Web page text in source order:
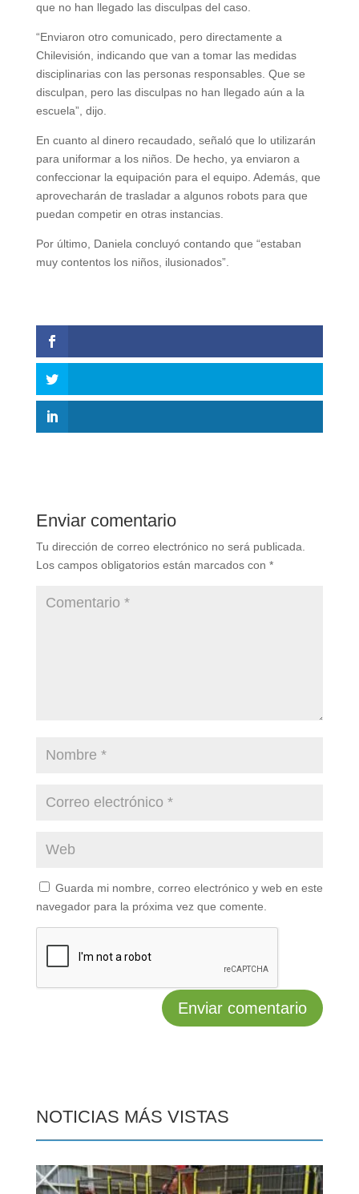
que no han llegado las disculpas del caso.
“Enviaron otro comunicado, pero directamente a
Chilevisión, indicando que van a tomar las medidas
disciplinarias con las personas responsables. Que se
disculpan, pero las disculpas no han llegado aún a la
escuela”, dijo.
En cuanto al dinero recaudado, señaló que lo utilizarán
para uniformar a los niños. De hecho, ya enviaron a
confeccionar la equipación para el equipo. Además, que
aprovecharán de trasladar a algunos robots para que
puedan competir en otras instancias.
Por último, Daniela concluyó contando que “estaban
muy contentos los niños, ilusionados”.
Enviar comentario
Tu dirección de correo electrónico no será publicada.
Los campos obligatorios están marcados con *
Guarda mi nombre, correo electrónico y web en este
navegador para la próxima vez que comente.
NOTICIAS MÁS VISTAS